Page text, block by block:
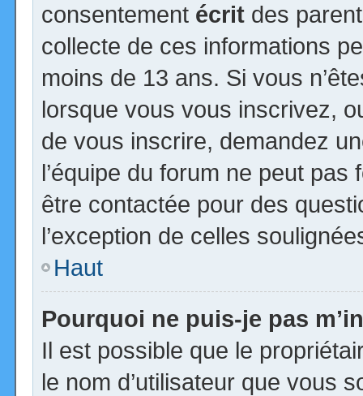
consentement écrit des
collecte de ces informations
moins de 13 ans. Si vous
lorsque vous vous inscrivez,
de vous inscrire, demandez
l’équipe du forum ne peut
être contactée pour des
l’exception de celles
Haut
Pourquoi ne puis-je pas
Il est possible que le
le nom d’utilisateur que vous